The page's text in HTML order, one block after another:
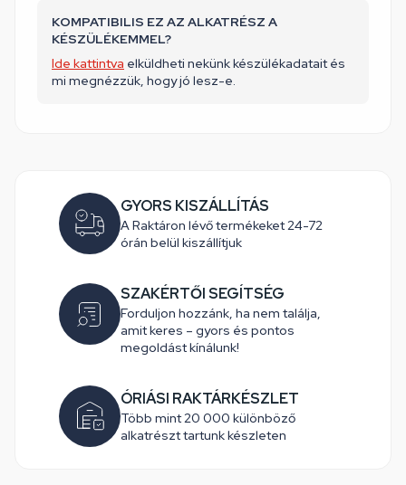
KOMPATIBILIS EZ AZ ALKATRÉSZ A
KÉSZÜLÉKEMMEL?
Ide kattintva elküldheti nekünk készülékadatait és
mi megnézzük, hogy jó lesz-e.
GYORS KISZÁLLÍTÁS
A Raktáron lévő termékeket 24-72
órán belül kiszállítjuk
SZAKÉRTŐI SEGÍTSÉG
Forduljon hozzánk, ha nem találja,
amit keres – gyors és pontos
megoldást kínálunk!
ÓRIÁSI RAKTÁRKÉSZLET
Több mint 20 000 különböző
alkatrészt tartunk készleten